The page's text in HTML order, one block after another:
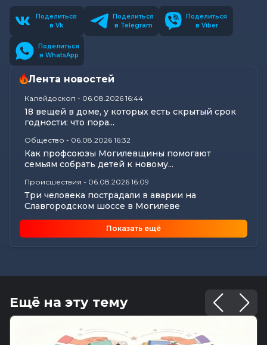
Поделиться
в Vk
Поделиться
в Telegram
Поделиться
в Viber
Поделиться
в WhatsApp
Лента новостей
Калейдоскоп - 06.08.2026 16:44
18 вещей в доме, у которых есть скрытый срок
годности: что пора...
Общество - 06.08.2026 16:32
Как профсоюзы Могилевщины помогают
семьям собрать детей к новому...
Происшествия - 06.08.2026 16:09
Три человека пострадали в аварии на
Славгородском шоссе в Могилеве
Нарушения сроков выплаты отпускных и
окончательных расчетов выявил...
Память святителя Георгия Конисского почтили
Общество -06.08.2026 15:00
ливни, град, шквалистый...
Показать ещё
Ещё на эту тему